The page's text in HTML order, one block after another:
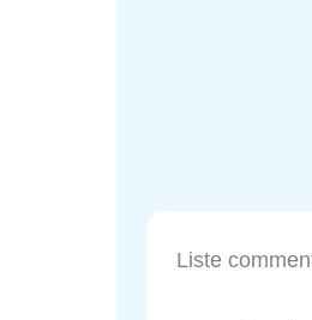
Liste